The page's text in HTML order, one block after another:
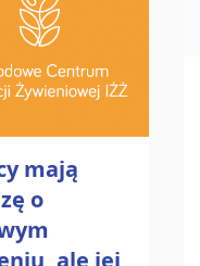
mają
o
ale jej